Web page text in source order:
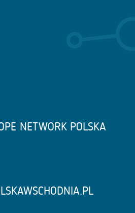
NETWORK POLSKA